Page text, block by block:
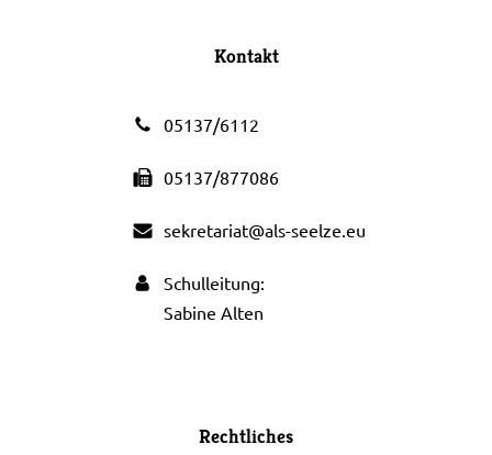
Kontakt
05137/6112
05137/877086
sekretariat@als-seelze.eu
Schulleitung:
Sabine Alten
Rechtliches